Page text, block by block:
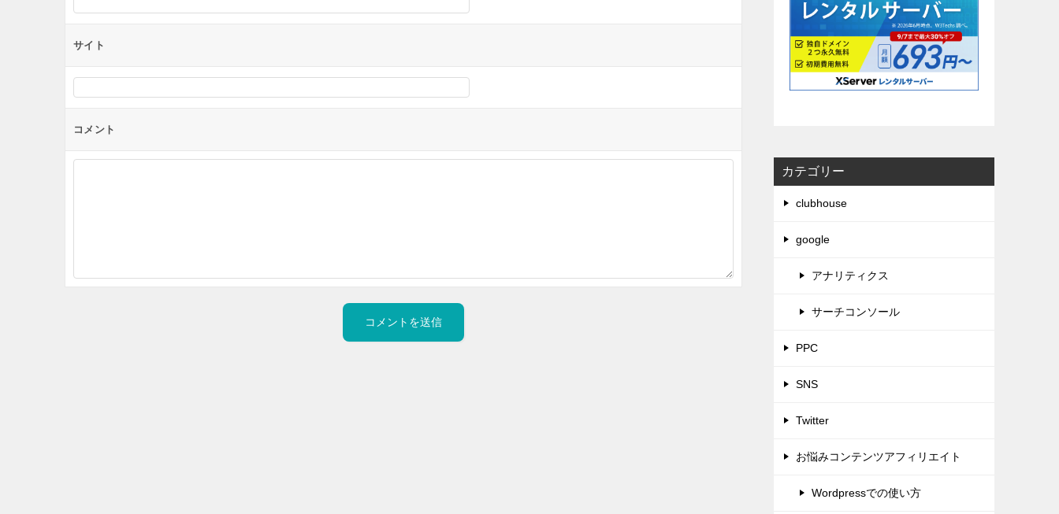
サイト
コメント
カテゴリー
clubhouse
google
アナリティクス
サーチコンソール
PPC
SNS
Twitter
お悩みコンテンツアフィリエイト
Wordpressでの使い方